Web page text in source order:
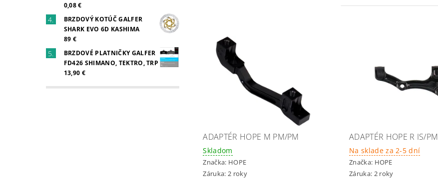
0,08 €
BRZDOVÝ KOTÚČ GALFER
SHARK EVO 6D KASHIMA
89 €
BRZDOVÉ PLATNIČKY GALFER
FD426 SHIMANO, TEKTRO, TRP
13,90 €
ADAPTÉR HOPE M PM/PM
Skladom
Značka: HOPE
Záruka: 2 roky
ADAPTÉR HOPE R IS/PM
Na sklade za 2-5 dní
Značka: HOPE
Záruka: 2 roky